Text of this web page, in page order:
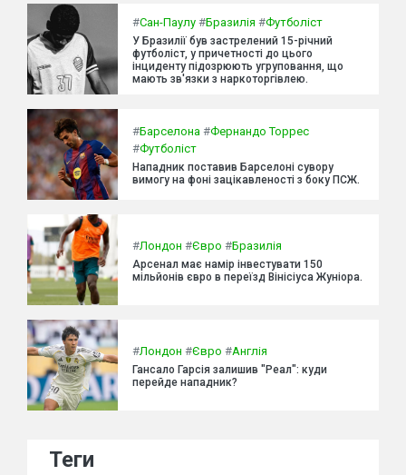
#Сан-Паулу #Бразилія #Футболіст
У Бразилії був застрелений 15-річний
футболіст, у причетності до цього
інциденту підозрюють угруповання, що
мають зв'язки з наркоторгівлею.
#Барселона #Фернандо Торрес
#Футболіст
Нападник поставив Барселоні сувору
вимогу на фоні зацікавленості з боку ПСЖ.
#Лондон #Євро #Бразилія
Арсенал має намір інвестувати 150
мільйонів євро в переїзд Вінісіуса Жуніора.
#Лондон #Євро #Англія
Гансало Гарсія залишив "Реал": куди
перейде нападник?
Теги